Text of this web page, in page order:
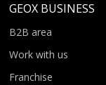
GEOX BUSINESS
B2B area
Work with us
Franchise